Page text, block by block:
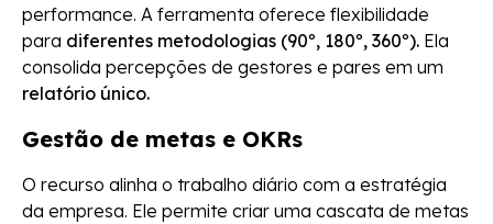
performance. A ferramenta oferece flexibilidade
para diferentes metodologias (90º, 180º, 360º). Ela
consolida percepções de gestores e pares em um
relatório único.
Gestão de metas e OKRs
O recurso alinha o trabalho diário com a estratégia
da empresa. Ele permite criar uma cascata de metas